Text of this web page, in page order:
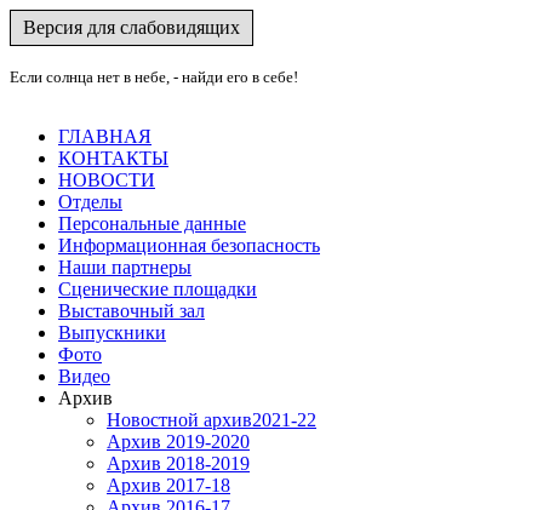
Версия для слабовидящих
Если солнца нет в небе, - найди его в себе!
ГЛАВНАЯ
КОНТАКТЫ
НОВОСТИ
Отделы
Персональные данные
Информационная безопасность
Наши партнеры
Сценические площадки
Выставочный зал
Выпускники
Фото
Видео
Архив
Новостной архив2021-22
Архив 2019-2020
Архив 2018-2019
Архив 2017-18